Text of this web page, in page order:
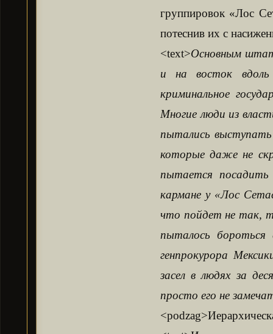
группировок «Лос
потеснив их с
<text>Основным
и на восток
криминальное
Многие люди из
пытались
которые даже не
пытается
кармане у «Лос
что пойдет не так,
пыталось бороться
генпрокурора
засел в людях за
просто его не